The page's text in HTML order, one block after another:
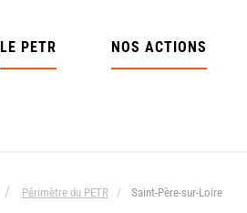
LE PETR NOS ACTIONS
Périmètre du PETR Saint-Père-sur-Loire